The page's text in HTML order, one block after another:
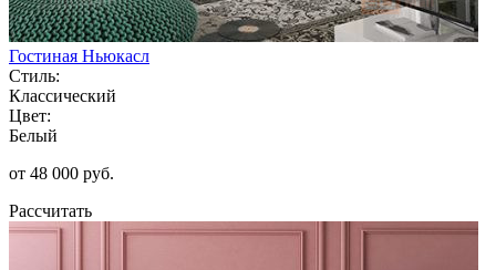
Гостиная Ньюкасл
Стиль:
Классический
Цвет:
Белый
от 48 000 руб.
Рассчитать